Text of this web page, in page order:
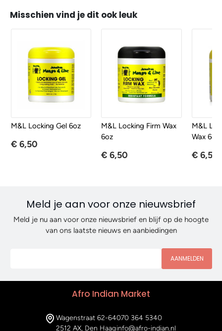
Misschien vind je dit ook leuk
M&L Locking Gel 6oz
€ 6,50
M&L Locking Firm Wax
6oz
€ 6,50
M&L
Wax 6oz
€ 6,50
Meld je aan voor onze nieuwsbrief
Meld je nu aan voor onze nieuwsbrief en blijf op de hoogte
van ons laatste nieuws en aanbiedingen
AANMELDEN
Afro Indian Market
Wagenstraat 62-64
2512 AX, Den Haag
070 364 5340
info@afro-indian.nl